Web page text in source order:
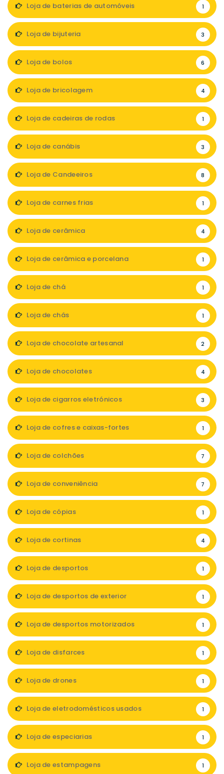
Loja de baterias de automóveis 1
Loja de bijuteria 3
Loja de bolos 6
Loja de bricolagem 4
Loja de cadeiras de rodas 1
Loja de canábis 3
Loja de Candeeiros 8
Loja de carnes frias 1
Loja de cerâmica 4
Loja de cerâmica e porcelana 1
Loja de chá 1
Loja de chás 1
Loja de chocolate artesanal 2
Loja de chocolates 4
Loja de cigarros eletrónicos 3
Loja de cofres e caixas-fortes 1
Loja de colchões 7
Loja de conveniência 7
Loja de cópias 1
Loja de cortinas 4
Loja de desportos 1
Loja de desportos de exterior 1
Loja de desportos motorizados 1
Loja de disfarces 1
Loja de drones 1
Loja de eletrodomésticos usados 1
Loja de especiarias 1
Loja de estampagens 1